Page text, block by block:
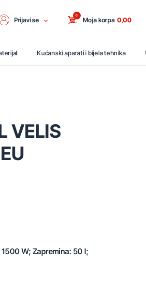
Prijavi se Moja korpa
0
0,00
Kućanski aparati i bijela tehnika
VELIS
W; Zapremina: 50 l;